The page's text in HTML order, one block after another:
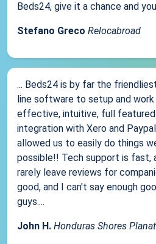
Beds24, give it a chance and
Stefano Greco Relocabroad
... Beds24 is by far the
line software to setup and
effective, intuitive, full
integration with Xero and
allowed us to easily do things
possible!! Tech support is fast,
rarely leave reviews for
good, and I can't say enough
guys....
John H. Honduras Shores